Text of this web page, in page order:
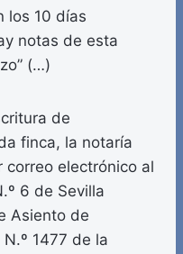
los 10 días
notas de esta
(…)
de
finca, la notaría
correo electrónico al
6 de Sevilla
Asiento de
1477 de la